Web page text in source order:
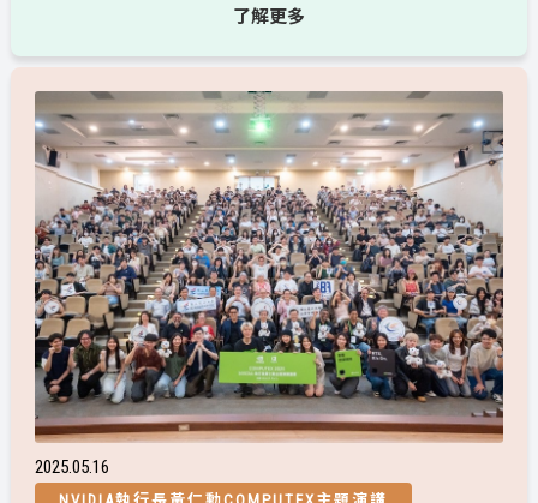
了解更多
20250516